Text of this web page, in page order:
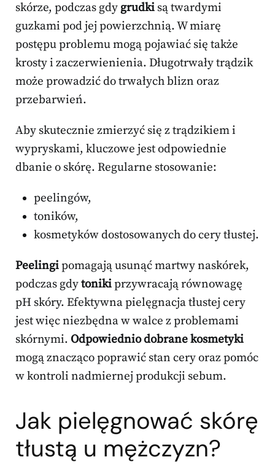
skórze, podczas gdy grudki są twardymi
guzkami pod jej powierzchnią. W miarę
postępu problemu mogą pojawiać się także
krosty i zaczerwienienia. Długotrwały trądzik
może prowadzić do trwałych blizn oraz
przebarwień.
Aby skutecznie zmierzyć się z trądzikiem i
wypryskami, kluczowe jest odpowiednie
dbanie o skórę. Regularne stosowanie:
peelingów,
toników,
kosmetyków dostosowanych do cery tłustej.
Peelingipomagają usunąć martwy naskórek,
podczas gdytonikiprzywracają równowagę
pH skóry. Efektywna pielęgnacja tłustej cery
jest więc niezbędna w walce z problemami
skórnymi. Odpowiednio dobrane kosmetyki
mogą znacząco poprawić stan cery oraz pomóc
w kontroli nadmiernej produkcji sebum.
Jak pielęgnować skórę
tłustą u mężczyzn?